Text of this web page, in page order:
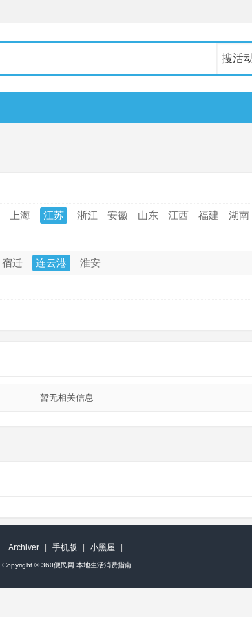
上海 江苏 浙江 安徽 山东 江西 福建 湖南
宿迁 连云港 淮安
暂无相关信息
Archiver 手机版 小黑屋
Copyright ©360便民网 本地生活消费指南